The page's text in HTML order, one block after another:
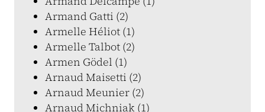
Armand Gatti (2)
Armelle Héliot (1)
Armelle Talbot (2)
Armen Gödel (1)
Arnaud Maisetti (2)
Arnaud Meunier (2)
Arnaud Michniak (1)